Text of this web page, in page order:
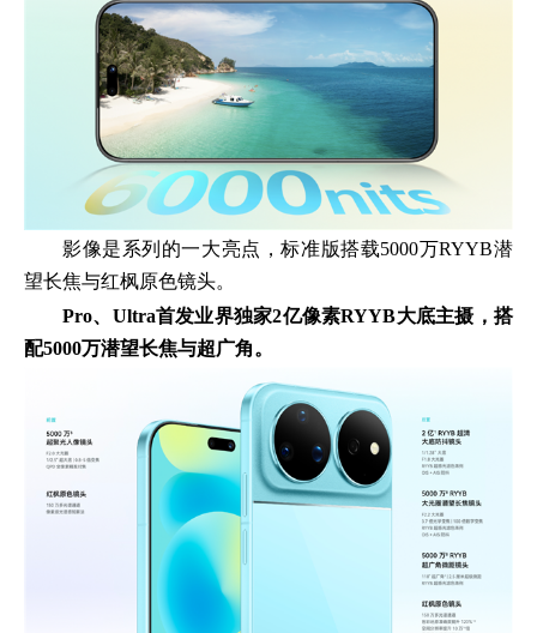
影像是系列的一大亮点，标准版搭载5000万RYYB潜
望长焦与红枫原色镜头。
Pro、Ultra首发业界独家2亿像素RYYB大底主摄，搭
配5000万潜望长焦与超广角。